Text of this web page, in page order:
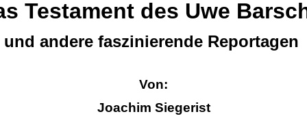
Testament des Uwe
und andere faszinierende Reportagen
Von:
Joachim Siegerist